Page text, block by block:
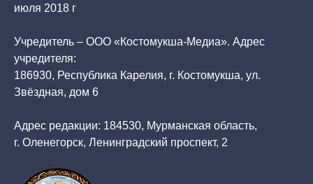
июля 2018 г
Учредитель – ООО «Костомукша-Медиа». Адрес
учредителя:
186930, Республика Карелия, г. Костомукша, ул.
Звёздная, дом 6
Адрес редакции: 184530, Мурманская область,
г. Оленегорск, Ленинградский проспект, 2